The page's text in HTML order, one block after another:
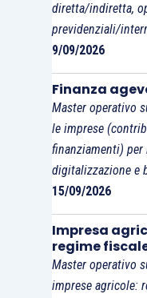
diretta/indiretta,
previdenziali/
9/09/2026
Finanza
Master operativo
le imprese
finanziamenti)
digitalizzazione e
15/09/2026
Impresa
regime
Master operativo
imprese agricole: